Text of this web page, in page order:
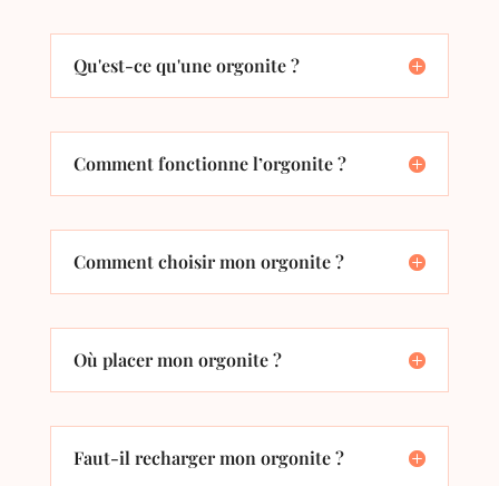
Qu'est-ce qu'une orgonite ?
Comment fonctionne l’orgonite ?
Comment choisir mon orgonite ?
Où placer mon orgonite ?
Faut-il recharger mon orgonite ?